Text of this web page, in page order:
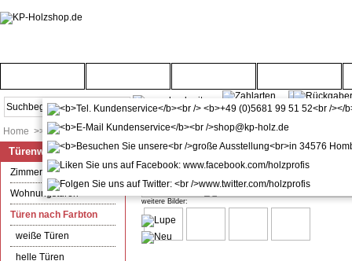
Home >> Türenwelt >> Türen nach Farbton >> dunkle Türen
Zimmertür mit Zarge CPL
weitere Bilder:
Türenwelt
Zimmertüren
Wohnungstüren
Türen nach Farbton
weiße Türen
helle Türen